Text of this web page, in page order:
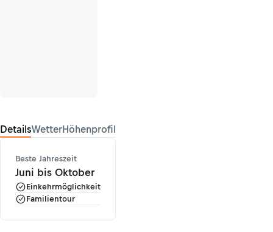
DetailsWetterHöhenprofil
Beste Jahreszeit
Juni bis Oktober
Einkehrmöglichkeit
Familientour